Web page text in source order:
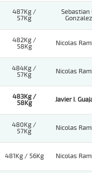
487Kg /
57Kg
Sebastian
Gonzalez
482Kg /
58Kg
Nicolas
484Kg /
57Kg
Nicolas
483Kg /
58Kg
Javier I.
480Kg /
57Kg
Nicolas
481Kg / 56Kg Nicolas